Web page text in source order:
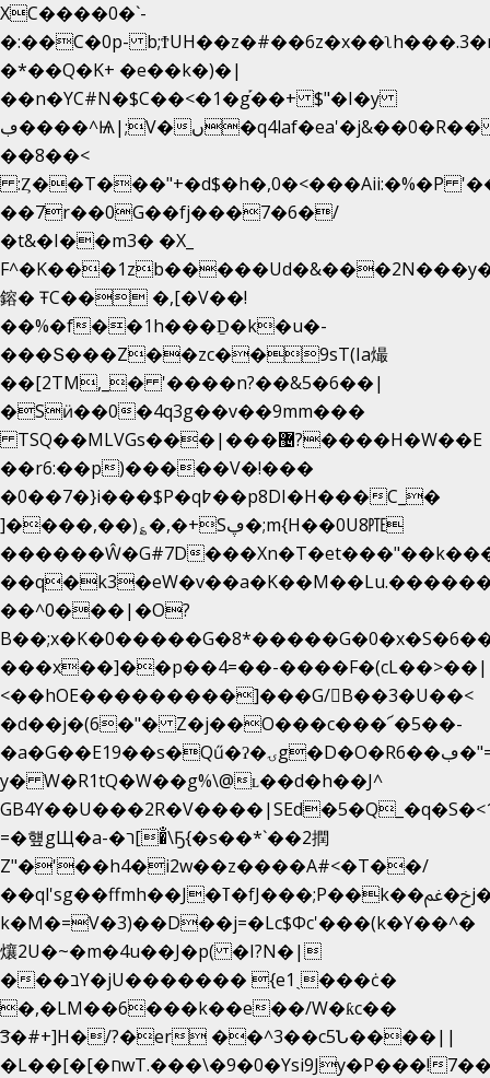
XC����0�`-
�:��C�0p- b;ϮUH��z�#��6z�x��ʅh���.
�*��Q�K+ �e��k�)�|
��n�YC#N�$C��<�1�g֡��+ $"�I�y
ڢ����^Ѩ|;V�ں�q4laf�ea'�j&��0�R�� J0O
��8��<
:Ȥ��T���"+�d$�h�,0�<���Aii:�%�P
��7r��0G��fj���7�6�/
�t&�I��m3� �X_
鎔� ŦC�� �,[�V��!
��%�f��1h���Ḏ�k�u�-
���Տ���Z��zc��9sT(Ia熶
��[2TM,_� '����n?��&5�6��|
�Sӥ��0�4q3g��v��9mm���
TSQ��MLVGs���|���޴?����H�W��E
��r6:��p)�����V�!���
�0��7�}i���$P�q߈��p8DI�H���C_�
]����,��)؏�,�+Sڥ�;m{H��0U8㉐
������Ŵ�G#7D
��^0���|�O?
���x��]��p��4=��-����F�(cL��>��|
<��hOE���������]���G/B��3�U��<
�d��j�(6�"� Z�j��O���c���՜�5��-
�a�G��E19��s�Qű�ʔ�ۍg�D�O�Rڢ��6�"=Uh����
y� W�R1tQ�W��g%\@ʟ��d�h��J^
=�헆gЩ�a-�ר[�̐\Ҕ{�s��*`��2撋
Z"�'��h4�i2w��z����A#<�T��/
��ql'sg��ffmh��J�ߠ�fJ���;P��k��خ�ﰬj��0��E8��6G���գN9?
k�M�=V�3)��D��j=�Lc$Φc'���(k�Y��^�
爙2U�~�m�4u��J�p( �I?N�|
���בY�jU������� {e1ˏ���ċ�
�,�LM��6���k��e��/W�ƙc��
͞3�#+]H�/?�er ��^3��c5Ն����||
�L��[�[�חwT.���\�9�0�Ysi9Jy�P���!7���,�>�P�z�k��-